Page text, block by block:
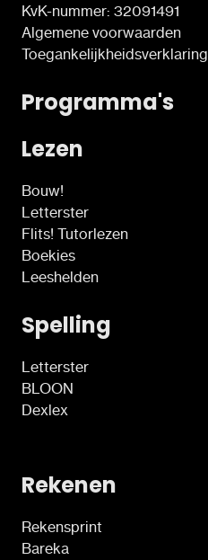
KvK-nummer: 32091491
Algemene voorwaarden
Toegankelijkheidsverklaring
Programma's
Lezen
Bouw!
Letterster
Flits! Tutorlezen
Boekies
Leeshelden
Spelling
Letterster
BLOON
Dexlex
Rekenen
Rekensprint
Bareka